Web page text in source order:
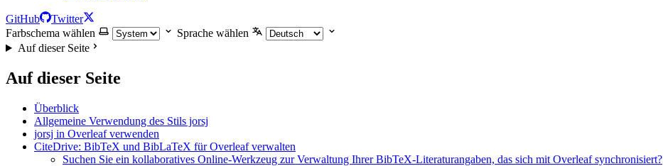
GitHub
Twitter
Farbschema wählen
Sprache wählen
Auf dieser Seite
Auf dieser Seite
Überblick
Allgemeine Verwendung des Stils jorsj
jorsj in Overleaf verwenden
CiteDrive: BibTeX und BibLaTeX für Overleaf verwalten
Suchen Sie ein kollaboratives Online-Werkzeug zur Verwaltung Ihrer BibTeX-Literaturangaben, das sich mit Overleaf synchronisiert?